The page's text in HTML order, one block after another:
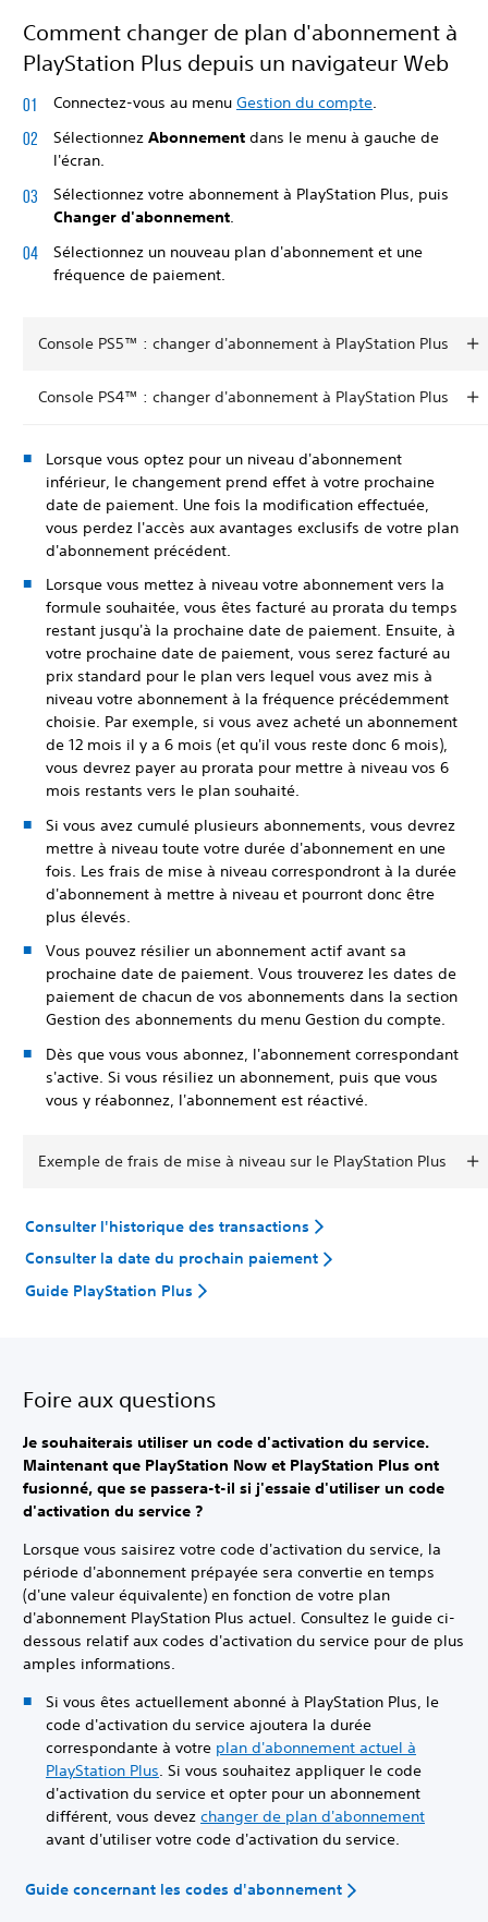
Comment changer de plan d'abonnement à
PlayStation Plus depuis un navigateur Web
Connectez-vous au menu Gestion du compte.
Sélectionnez Abonnement dans le menu à gauche de
l'écran.
Sélectionnez votre abonnement à PlayStation Plus, puis
Changer d'abonnement.
Sélectionnez un nouveau plan d'abonnement et une
fréquence de paiement.
Console PS5™ : changer d'abonnement à PlayStation Plus
Console PS4™ : changer d'abonnement à PlayStation Plus
Lorsque vous optez pour un niveau d'abonnement
inférieur, le changement prend effet à votre prochaine
date de paiement. Une fois la modification effectuée,
vous perdez l'accès aux avantages exclusifs de votre plan
d'abonnement précédent.
Lorsque vous mettez à niveau votre abonnement vers la
formule souhaitée, vous êtes facturé au prorata du temps
restant jusqu'à la prochaine date de paiement. Ensuite, à
votre prochaine date de paiement, vous serez facturé au
prix standard pour le plan vers lequel vous avez mis à
niveau votre abonnement à la fréquence précédemment
choisie. Par exemple, si vous avez acheté un abonnement
de 12 mois il y a 6 mois (et qu'il vous reste donc 6 mois),
vous devrez payer au prorata pour mettre à niveau vos 6
mois restants vers le plan souhaité.
Si vous avez cumulé plusieurs abonnements, vous devrez
mettre à niveau toute votre durée d'abonnement en une
fois. Les frais de mise à niveau correspondront à la durée
d'abonnement à mettre à niveau et pourront donc être
plus élevés.
Vous pouvez résilier un abonnement actif avant sa
prochaine date de paiement. Vous trouverez les dates de
paiement de chacun de vos abonnements dans la section
Gestion des abonnements du menu Gestion du compte.
Dès que vous vous abonnez, l'abonnement correspondant
s'active. Si vous résiliez un abonnement, puis que vous
vous y réabonnez, l'abonnement est réactivé.
Exemple de frais de mise à niveau sur le PlayStation Plus
Consulter l'historique des transactions
Consulter la date du prochain paiement
Guide PlayStation Plus
Foire aux questions
Je souhaiterais utiliser un code d'activation du service.
Maintenant que PlayStation Now et PlayStation Plus ont
fusionné, que se passera-t-il si j'essaie d'utiliser un code
d'activation du service ?
Lorsque vous saisirez votre code d'activation du service, la
période d'abonnement prépayée sera convertie en temps
(d'une valeur équivalente) en fonction de votre plan
d'abonnement PlayStation Plus actuel. Consultez le guide ci-
dessous relatif aux codes d'activation du service pour de plus
amples informations.
Si vous êtes actuellement abonné à PlayStation Plus, le
code d'activation du service ajoutera la durée
correspondante à votre plan d'abonnement actuel à
PlayStation Plus. Si vous souhaitez appliquer le code
d'activation du service et opter pour un abonnement
différent, vous devez changer de plan d'abonnement
avant d'utiliser votre code d'activation du service.
Guide concernant les codes d'abonnement